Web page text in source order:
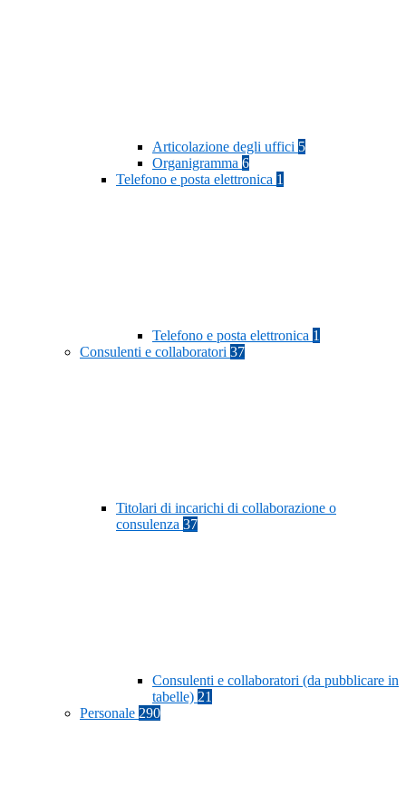
Articolazione degli uffici 5
Organigramma 6
Telefono e posta elettronica 1
Telefono e posta elettronica 1
Consulenti e collaboratori 37
Titolari di incarichi di collaborazione o
consulenza 37
Consulenti e collaboratori (da pubblicare in
tabelle) 21
Personale 290